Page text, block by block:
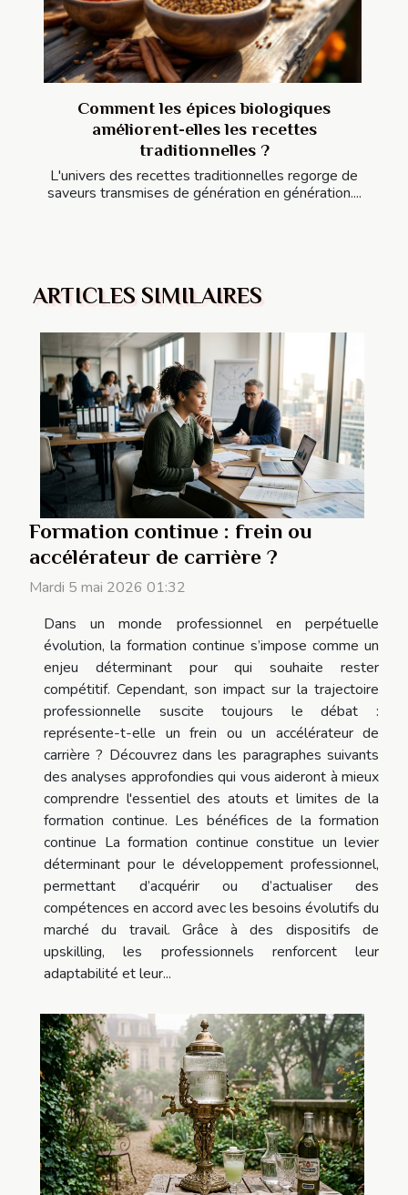
Comment les épices biologiques
améliorent-elles les recettes
traditionnelles ?
L'univers des recettes traditionnelles regorge de
saveurs transmises de génération en génération....
ARTICLES SIMILAIRES
Formation continue : frein ou
accélérateur de carrière ?
Mardi 5 mai 2026 01:32
Dans un monde professionnel en perpétuelle
évolution, la formation continue s’impose comme un
enjeu déterminant pour qui souhaite rester
compétitif. Cependant, son impact sur la trajectoire
professionnelle suscite toujours le débat :
représente-t-elle un frein ou un accélérateur de
carrière ? Découvrez dans les paragraphes suivants
des analyses approfondies qui vous aideront à mieux
comprendre l'essentiel des atouts et limites de la
formation continue. Les bénéfices de la formation
continue La formation continue constitue un levier
déterminant pour le développement professionnel,
permettant d’acquérir ou d’actualiser des
compétences en accord avec les besoins évolutifs du
marché du travail. Grâce à des dispositifs de
upskilling, les professionnels renforcent leur
adaptabilité et leur...